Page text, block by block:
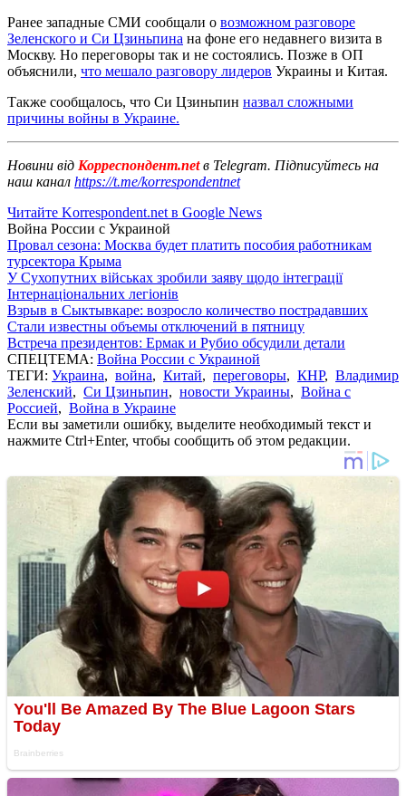
Ранее западные СМИ сообщали о возможном разговоре
Зеленского и Си Цзиньпина на фоне его недавнего визита в
Москву. Но переговоры так и не состоялись. Позже в ОП
объяснили, что мешало разговору лидеров Украины и Китая.
Также сообщалось, что Си Цзиньпин назвал сложными
причины войны в Украине.
Новини від Корреспондент.netв Telegram. Підписуйтесь на
наш канал https://t.me/korrespondentnet
Читайте Korrespondent.net в Google News
Война России с Украиной
Провал сезона: Москва будет платить пособия работникам
турсектора Крыма
У Сухопутних військах зробили заяву щодо інтеграції
Інтернаціональних легіонів
Взрыв в Сыктывкаре: возросло количество пострадавших
Стали известны объемы отключений в пятницу
Встреча президентов: Ермак и Рубио обсудили детали
СПЕЦТЕМА: Война России с Украиной
ТЕГИ: Украина, война, Китай, переговоры, КНР, Владимир
Зеленский, Си Цзиньпин, новости Украины, Война с
Россией, Война в Украине
Если вы заметили ошибку, выделите необходимый текст и
нажмите Ctrl+Enter, чтобы сообщить об этом редакции.